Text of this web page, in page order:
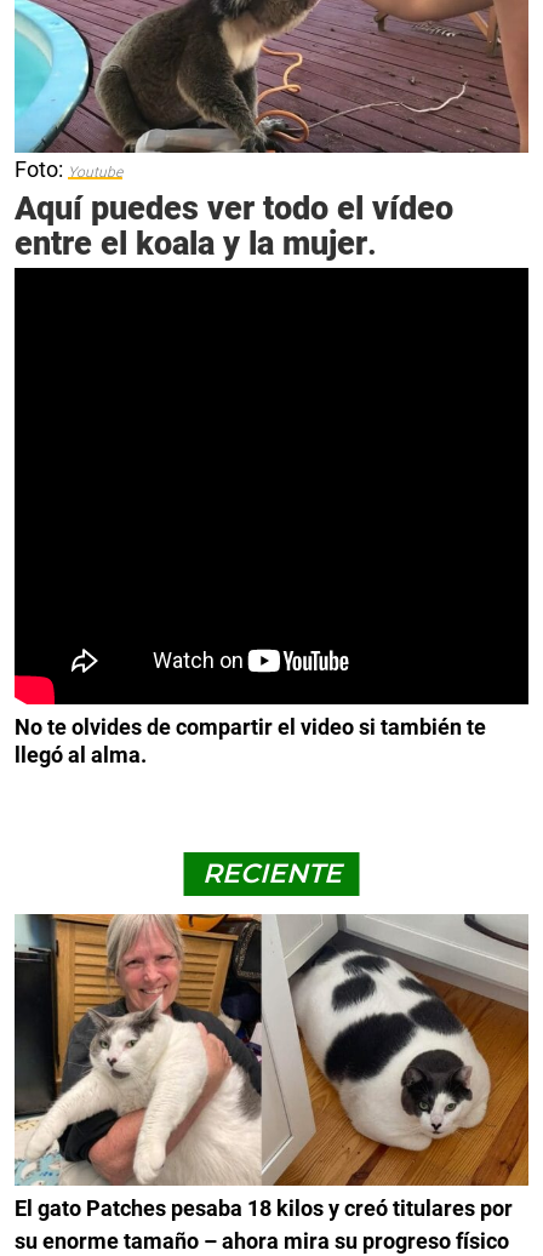
Foto: Youtube
Aquí puedes ver todo el vídeo
entre el koala y la mujer.
No te olvides de compartir el video si también te
llegó al alma.
RECIENTE
El gato Patches pesaba 18 kilos y creó titulares por
su enorme tamaño – ahora mira su progreso físico